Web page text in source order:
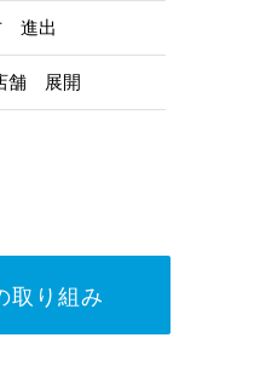
進出
舗 展開
取り組み